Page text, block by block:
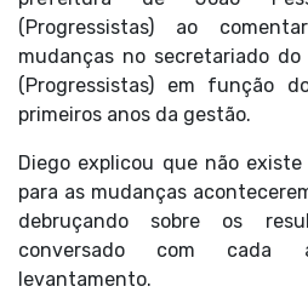
(Progressistas) ao
mudanças no secretariado
(Progressistas) em função
primeiros anos da gestão.
Diego explicou que não
para as mudanças
debruçando sobre os
conversado com cada
levantamento.